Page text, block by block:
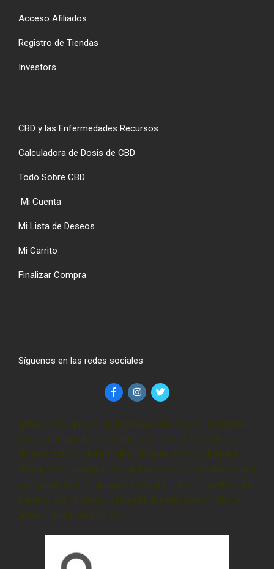
Acceso Afiliados
Registro de Tiendas
Investors
CBD y las Enfermedades Recursos
Calculadora de Dosis de CBD
Todo Sobre CBD
Mi Cuenta
Mi Lista de Deseos
Mi Carrito
Finalizar Compra
Síguenos en las redes sociales
gotas de cbd precio, cbd gotas precio méxico, cbd gotas
precio, cbd precio, gotas cbd precio, aceite cbd precio,
donde comprar cbd en cdmx, donde comprar cbd para
dormir, cbd – comprar, cbd gotas méxico, cbd cdmx, pluma
cbd, gotas de cannabi precio, cbd para dormir méxico, cbd
mexico, cbd oil precio, cannabidiol gotas precio méxico,
gotas sublinguales de cbd